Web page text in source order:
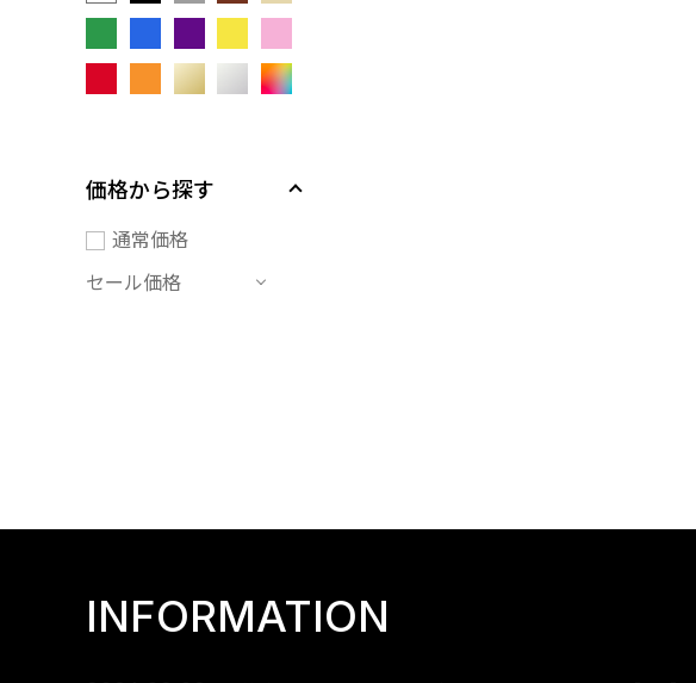
価格から探す
通常価格
セール価格
INFORMATION